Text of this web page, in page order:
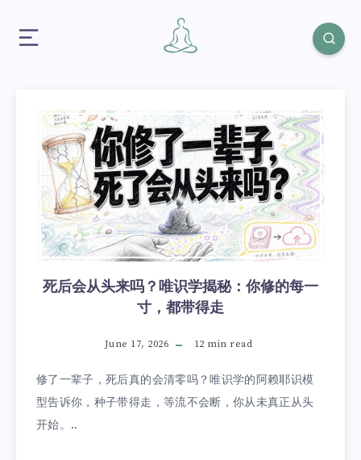
死后会从头来吗？唯识学揭秘：你修的每一
寸，都带得走
June 17, 2026 12 min read
修了一辈子，死后真的会清零吗？唯识学的阿赖耶识模
型告诉你，种子带得走，等流不会断，你从未真正从头
开始。..